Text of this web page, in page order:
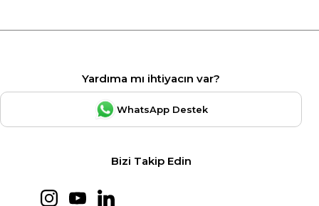
Yardıma mı ihtiyacın var?
WhatsApp Destek
Bizi Takip Edin